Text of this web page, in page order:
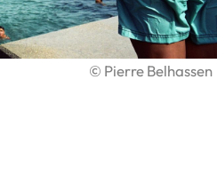
© Pierre Belhassen